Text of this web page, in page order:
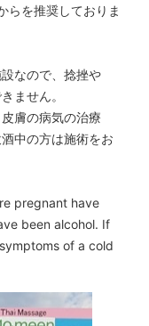
らを推奨しておりま
なので、捻挫や
ません。
膚の病気の治療
中の方は施術をお
pregnant have
been alcohol. If
of a cold